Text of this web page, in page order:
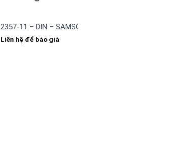
2357-11 – DIN – SAMSON Phụ kiện kiểm soát lưu lượng
Liên hệ để báo giá